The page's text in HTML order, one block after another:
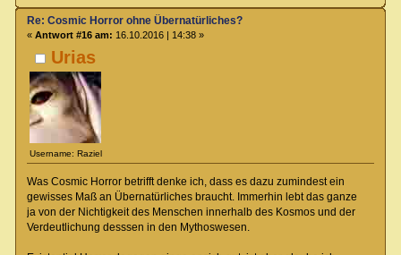
Urias
Username: Raziel
Re: Cosmic Horror ohne Übernatürliches?
« Antwort #16 am: 16.10.2016 | 14:38 »
Was Cosmic Horror betrifft denke ich, dass es dazu zumindest ein
gewisses Maß an Übernatürliches braucht. Immerhin lebt das ganze
ja von der Nichtigkeit des Menschen innerhalb des Kosmos und der
Verdeutlichung desssen in den Mythoswesen.